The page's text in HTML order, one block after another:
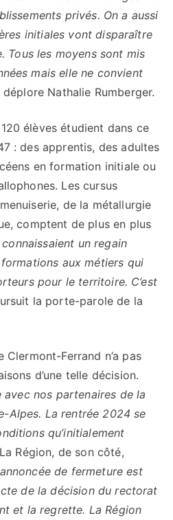
privés. On a aussi
initiales vont disparaître
Tous les moyens sont mis
mais elle ne convient
déplore Nathalie Rumberger.
élèves étudient dans ce
: des apprentis, des adultes
en formation initiale ou
Les cursus
de la métallurgie
comptent de plus en plus
un regain
aux métiers qui
pour le territoire. C’est
la porte-parole de la
Ferrand n’a pas
d’une telle décision.
avec nos partenaires de la
Alpes. La rentrée 2024 se
qu’initialement
Région, de son côté,
de fermeture est
de la décision du rectorat
et la regrette. La Région